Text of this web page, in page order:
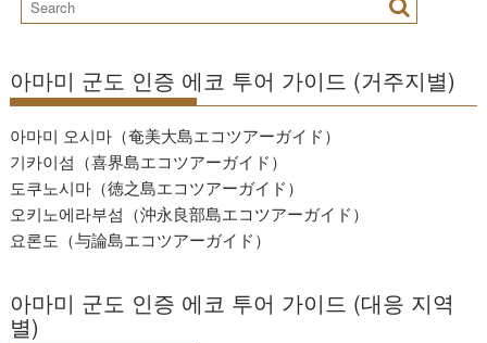
아마미 군도 인증 에코 투어 가이드 (거주지별)
아마미 오시마（奄美大島エコツアーガイド）
기카이섬（喜界島エコツアーガイド）
도쿠노시마（徳之島エコツアーガイド）
오키노에라부섬（沖永良部島エコツアーガイド）
요론도（与論島エコツアーガイド）
아마미 군도 인증 에코 투어 가이드 (대응 지역
별)